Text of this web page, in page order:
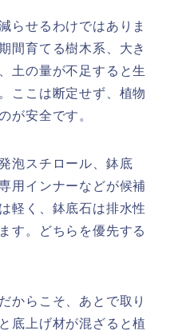
らせるわけではありま
間育てる樹木系、大き
土の量が不足すると生
ここは断定せず、植物
が安全です。
泡スチロール、鉢底
用インナーなどが候補
軽く、鉢底石は排水性
す。どちらを優先する
からこそ、あとで取り
底上げ材が混ざると植